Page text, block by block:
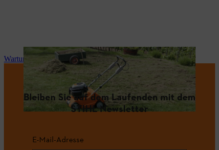
Wartung und Reparatur
Bleiben Sie auf dem Laufenden mit dem
STIHL Newsletter
E-Mail-Adresse